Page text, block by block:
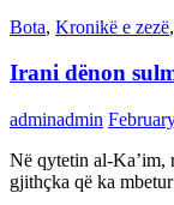
Bota, Kronikë e zezë,
Irani dënon
adminadmin
Në qytetin al-Ka’im,
gjithçka që ka